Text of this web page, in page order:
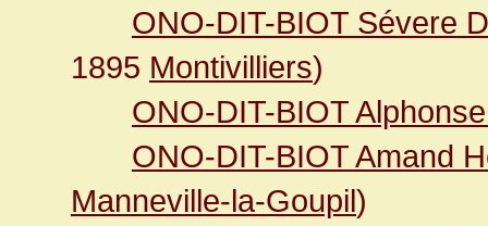
ONO-DIT-BIOT Sévere
1895 Montivilliers)
ONO-DIT-BIOT
ONO-DIT-BIOT Amand
Manneville-la-Goupil)